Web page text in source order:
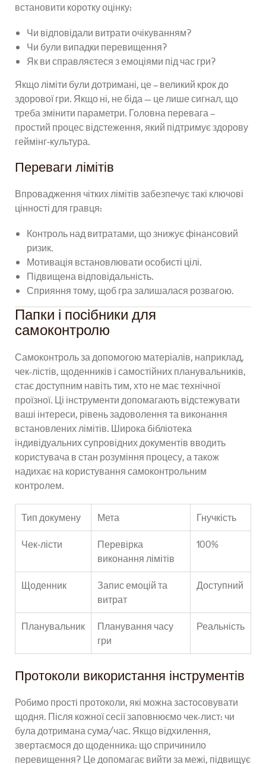
встановити коротку оцінку:
Чи відповідали витрати очікуванням?
Чи були випадки перевищення?
Як ви справляєтеся з емоціями під час гри?
Якщо ліміти були дотримані, це – великий крок до
здорової гри. Якщо ні, не біда — це лише сигнал, що
треба змінити параметри. Головна перевага –
простий процес відстеження, який підтримує здорову
геймінг‑культура.
Переваги лімітів
Впровадження чітких лімітів забезпечує такі ключові
цінності для гравця:
Контроль над витратами, що знижує фінансовий
ризик.
Мотивація встановлювати особисті цілі.
Підвищена відповідальність.
Сприяння тому, щоб гра залишалася розвагою.
Папки і посібники для
самоконтролю
Самоконтроль за допомогою матеріалів, наприклад,
чек-лістів, щоденників і самостійних планувальників,
стає доступним навіть тим, хто не має технічної
проїзної. Ці інструменти допомагають відстежувати
ваші інтереси, рівень задоволення та виконання
встановлених лімітів. Широка бібліотека
індивідуальних супровідних документів вводить
користувача в стан розуміння процесу, а також
надихає на користування самоконтрольним
контролем.
Тип докумену Мета Гнучкість
Чек‑лісти
Перевірка
виконання лімітів
100%
Щоденник
Запис емоцій та
витрат
Доступний
Планувальник
Планування часу
гри
Реальність
Протоколи використання інструментів
Робимо прості протоколи, які можна застосовувати
щодня. Після кожної сесії заповнюємо чек-лист: чи
була дотримана сума/час. Якщо відхилення,
звертаємося до щоденника: що спричинило
перевищення? Це допомагає вийти за межі, підвищує